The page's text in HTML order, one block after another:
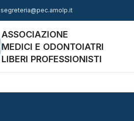
segreteria@pec.amolp.it
ASSOCIAZIONE
MEDICI E ODONTOIATRI
LIBERI PROFESSIONISTI